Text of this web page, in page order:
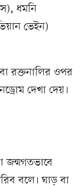
ধমনি
ভেইন)
রক্তনালির ওপর
দেখা দেয়।
বলে। ঘাড় বা